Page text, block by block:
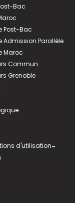
Bac
Post-Bac
Admission Parallèle
Maroc
Commun
Grenoble
d'utilisation-